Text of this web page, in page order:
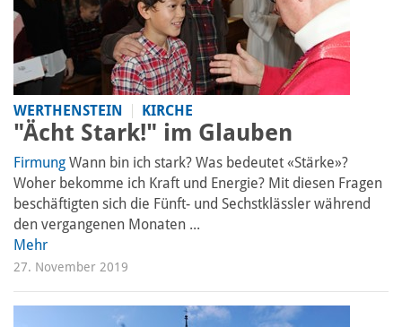
WERTHENSTEIN KIRCHE
"Ächt Stark!" im Glauben
Firmung Wann bin ich stark? Was bedeutet «Stärke»?
Woher bekomme ich Kraft und Energie? Mit diesen Fragen
beschäftigten sich die Fünft- und Sechstklässler während
den vergangenen Monaten ...
Mehr
27. November 2019